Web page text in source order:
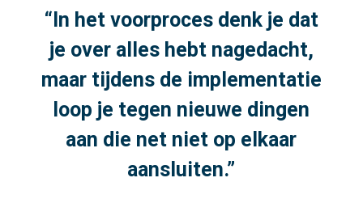
“In het voorproces denk je dat
je over alles hebt nagedacht,
maar tijdens de implementatie
loop je tegen nieuwe dingen
aan die net niet op elkaar
aansluiten.”